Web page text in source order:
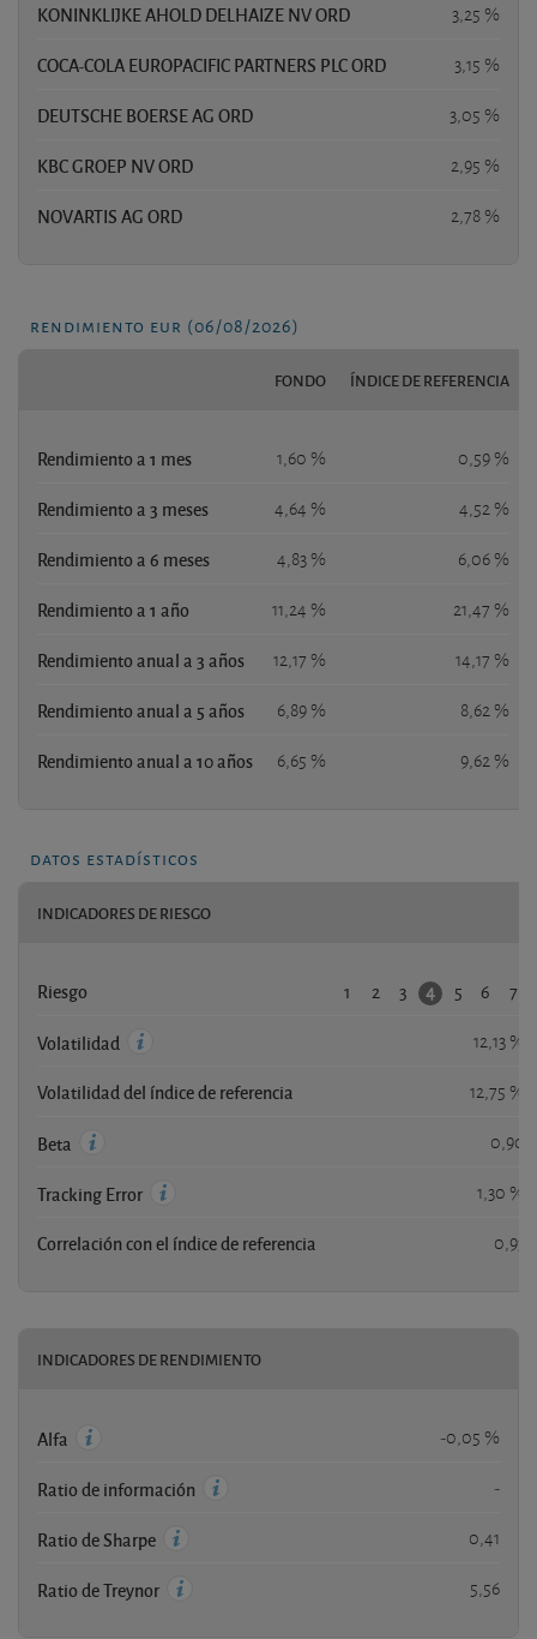
KONINKLIJKE AHOLD DELHAIZE NV ORD 3,25 %
COCA-COLA EUROPACIFIC PARTNERS PLC ORD 3,15 %
DEUTSCHE BOERSE AG ORD 3,05 %
KBC GROEP NV ORD 2,95 %
NOVARTIS AG ORD 2,78 %
rendimiento eur (06/08/2026)
FONDO ÍNDICE DE REFERENCIA
Rendimiento a 1 mes 1,60 % 0,59 %
Rendimiento a 3 meses 4,64 % 4,52 %
Rendimiento a 6 meses 4,83 % 6,06 %
Rendimiento a 1 año 11,24 % 21,47 %
Rendimiento anual a 3 años 12,17 % 14,17 %
Rendimiento anual a 5 años 6,89 % 8,62 %
Rendimiento anual a 10 años 6,65 % 9,62 %
datos estadísticos
INDICADORES DE RIESGO
Riesgo 1 2 3 4 5 6 7
Volatilidad 12,13 %
Volatilidad del índice de referencia 12,75 %
Beta 0,90
Tracking Error 1,30 %
Correlación con el índice de referencia 0,93
INDICADORES DE RENDIMIENTO
Alfa -0,05 %
Ratio de información -
Ratio de Sharpe 0,41
Ratio de Treynor 5,56